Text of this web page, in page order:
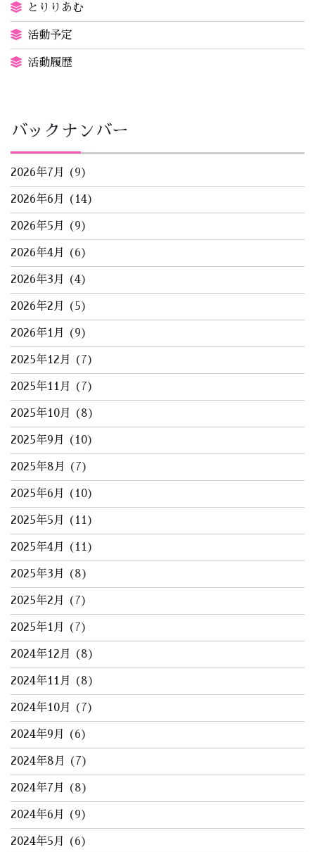
とりりあむ
活動予定
活動履歴
バックナンバー
2026年7月 (9)
2026年6月 (14)
2026年5月 (9)
2026年4月 (6)
2026年3月 (4)
2026年2月 (5)
2026年1月 (9)
2025年12月 (7)
2025年11月 (7)
2025年10月 (8)
2025年9月 (10)
2025年8月 (7)
2025年6月 (10)
2025年5月 (11)
2025年4月 (11)
2025年3月 (8)
2025年2月 (7)
2025年1月 (7)
2024年12月 (8)
2024年11月 (8)
2024年10月 (7)
2024年9月 (6)
2024年8月 (7)
2024年7月 (8)
2024年6月 (9)
2024年5月 (6)